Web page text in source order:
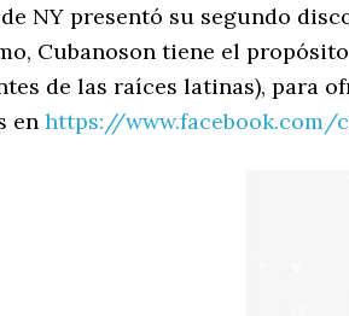
NY presentó su segundo
Cubanoson tiene el
de las raíces latinas), para
en https://www.facebook.com/